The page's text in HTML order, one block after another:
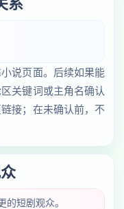
系
说页面。后续如果能
关键词或主角名确认
接；在未确认前，不
短剧观众。